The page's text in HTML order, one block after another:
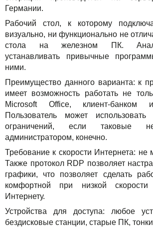
Германии.
Рабочий стол, к которому
визуально, ни функционально не
стола на железном ПК.
устанавливать привычные
ними.
Преимущество данного варианта: к
имеет возможность работать не
Microsoft Office, клиент-
Пользователь может
ограничений, если таковые
администратором, конечно.
Требование к скорости Интернета: не
Также протокол RDP позволяет
графики, что позволяет сделать
комфортной при низкой
Интернету.
Устройства для доступа: любое
бездисковые станции, старые ПК,